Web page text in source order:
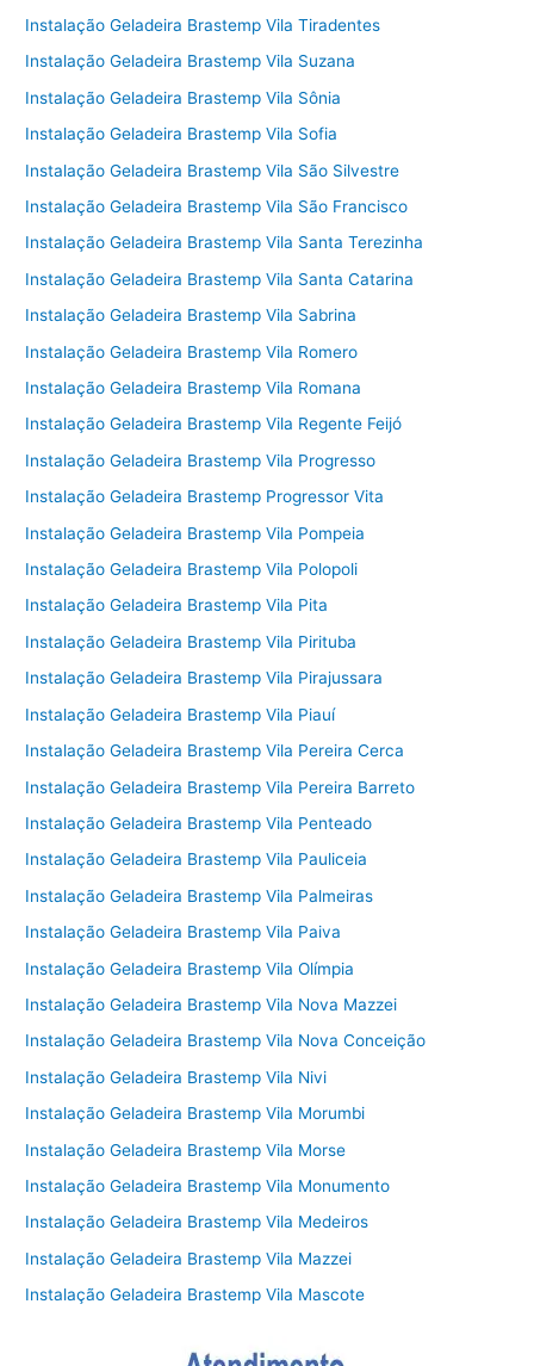
Instalação Geladeira Brastemp Vila Tiradentes
Instalação Geladeira Brastemp Vila Suzana
Instalação Geladeira Brastemp Vila Sônia
Instalação Geladeira Brastemp Vila Sofia
Instalação Geladeira Brastemp Vila São Silvestre
Instalação Geladeira Brastemp Vila São Francisco
Instalação Geladeira Brastemp Vila Santa Terezinha
Instalação Geladeira Brastemp Vila Santa Catarina
Instalação Geladeira Brastemp Vila Sabrina
Instalação Geladeira Brastemp Vila Romero
Instalação Geladeira Brastemp Vila Romana
Instalação Geladeira Brastemp Vila Regente Feijó
Instalação Geladeira Brastemp Vila Progresso
Instalação Geladeira Brastemp Progressor Vita
Instalação Geladeira Brastemp Vila Pompeia
Instalação Geladeira Brastemp Vila Polopoli
Instalação Geladeira Brastemp Vila Pita
Instalação Geladeira Brastemp Vila Pirituba
Instalação Geladeira Brastemp Vila Pirajussara
Instalação Geladeira Brastemp Vila Piauí
Instalação Geladeira Brastemp Vila Pereira Cerca
Instalação Geladeira Brastemp Vila Pereira Barreto
Instalação Geladeira Brastemp Vila Penteado
Instalação Geladeira Brastemp Vila Pauliceia
Instalação Geladeira Brastemp Vila Palmeiras
Instalação Geladeira Brastemp Vila Paiva
Instalação Geladeira Brastemp Vila Olímpia
Instalação Geladeira Brastemp Vila Nova Mazzei
Instalação Geladeira Brastemp Vila Nova Conceição
Instalação Geladeira Brastemp Vila Nivi
Instalação Geladeira Brastemp Vila Morumbi
Instalação Geladeira Brastemp Vila Morse
Instalação Geladeira Brastemp Vila Monumento
Instalação Geladeira Brastemp Vila Medeiros
Instalação Geladeira Brastemp Vila Mazzei
Instalação Geladeira Brastemp Vila Mascote